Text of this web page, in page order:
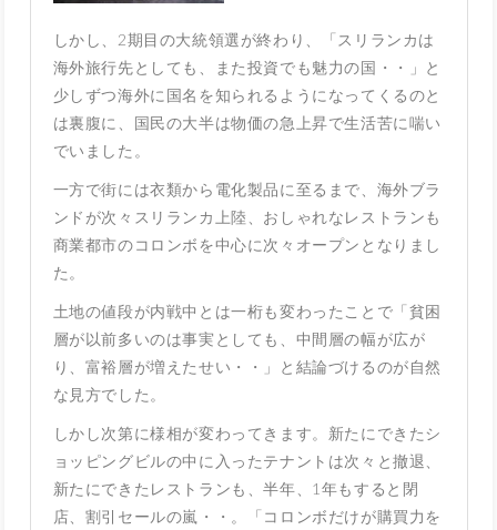
しかし、2期目の大統領選が終わり、「スリランカは
海外旅行先としても、また投資でも魅力の国・・」と
少しずつ海外に国名を知られるようになってくるのと
は裏腹に、国民の大半は物価の急上昇で生活苦に喘い
でいました。
一方で街には衣類から電化製品に至るまで、海外ブラ
ンドが次々スリランカ上陸、おしゃれなレストランも
商業都市のコロンボを中心に次々オープンとなりまし
た。
土地の値段が内戦中とは一桁も変わったことで「貧困
層が以前多いのは事実としても、中間層の幅が広が
り、富裕層が増えたせい・・」と結論づけるのが自然
な見方でした。
しかし次第に様相が変わってきます。新たにできたシ
ョッピングビルの中に入ったテナントは次々と撤退、
新たにできたレストランも、半年、1年もすると閉
店、割引セールの嵐・・。「コロンボだけが購買力を